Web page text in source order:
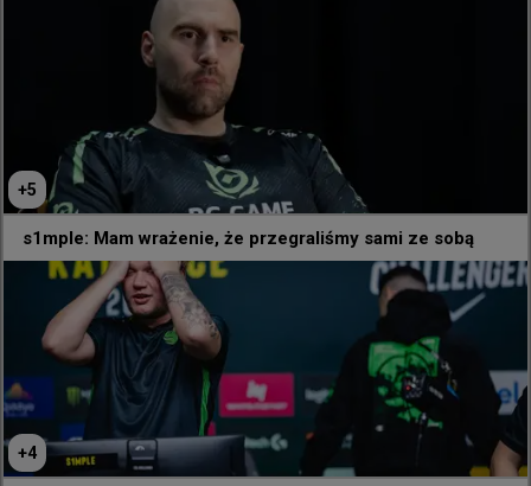
Grupa B
TEAM FALCONS
LEGACY
BB TEAM
MIBR.LOS
FAZE CLAN
NINJAS IN PYJAMAS ESTAR
K27 ESPORTS
TEAM VITALITY
MOUZ
FUT ESPORTS
B8 ESPORTS
PARIVISION
+5
s1mple: Mam wrażenie, że przegraliśmy sami ze sobą
+4